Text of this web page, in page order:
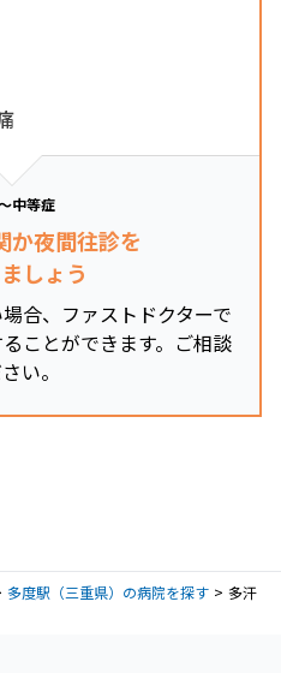
中等症
か夜間往診を
しょう
合、ファストドクターで
ことができます。ご相談
い。
多度駅（三重県）の病院を探す
多汗